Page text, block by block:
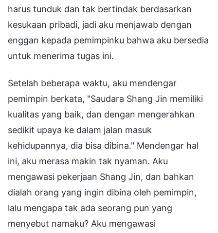
harus tunduk dan tak bertindak berdasarkan
kesukaan pribadi, jadi aku menjawab dengan
enggan kepada pemimpinku bahwa aku bersedia
untuk menerima tugas ini.
Setelah beberapa waktu, aku mendengar
pemimpin berkata, "Saudara Shang Jin memiliki
kualitas yang baik, dan dengan mengerahkan
sedikit upaya ke dalam jalan masuk
kehidupannya, dia bisa dibina." Mendengar hal
ini, aku merasa makin tak nyaman. Aku
mengawasi pekerjaan Shang Jin, dan bahkan
dialah orang yang ingin dibina oleh pemimpin,
lalu mengapa tak ada seorang pun yang
menyebut namaku? Aku mengawasi